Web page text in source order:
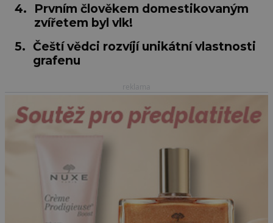
4.
Prvním člověkem domestikovaným
zvířetem byl vlk!
5. Čeští vědci rozvíjí unikátní vlastnosti
grafenu